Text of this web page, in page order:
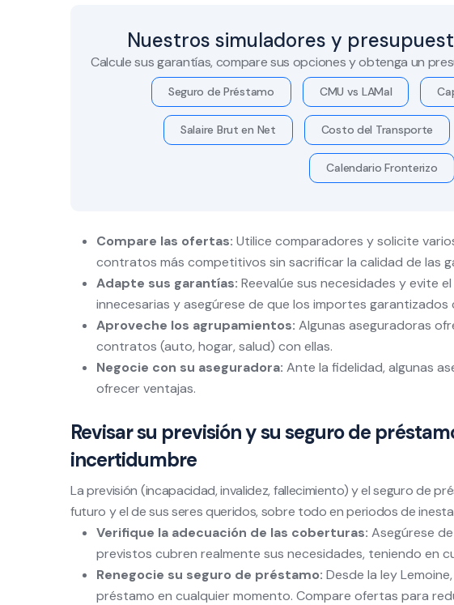
Nuestros simuladores y
Calcule sus garantías, compare sus opciones y obtenga un
Seguro de Préstamo CMU vs LAMal
Salaire Brut en Net Costo del Transporte
Calendario Fronterizo
Compare las ofertas: Utilice comparadores y solicite
contratos más competitivos sin sacrificar la calidad de las
Adapte sus garantías: Reevalúe sus necesidades y evite
innecesarias y asegúrese de que los importes
Aproveche los agrupamientos: Algunas aseguradoras
contratos (auto, hogar, salud) con ellas.
Negocie con su aseguradora: Ante la fidelidad, algunas
ofrecer ventajas.
Revisar su previsión y su seguro de
incertidumbre
La previsión (incapacidad, invalidez, fallecimiento) y el seguro de
futuro y el de sus seres queridos, sobre todo en periodos de
Verifique la adecuación de las coberturas: Asegúrese
previstos cubren realmente sus necesidades, teniendo en
Renegocie su seguro de préstamo: Desde la ley
préstamo en cualquier momento. Compare ofertas para